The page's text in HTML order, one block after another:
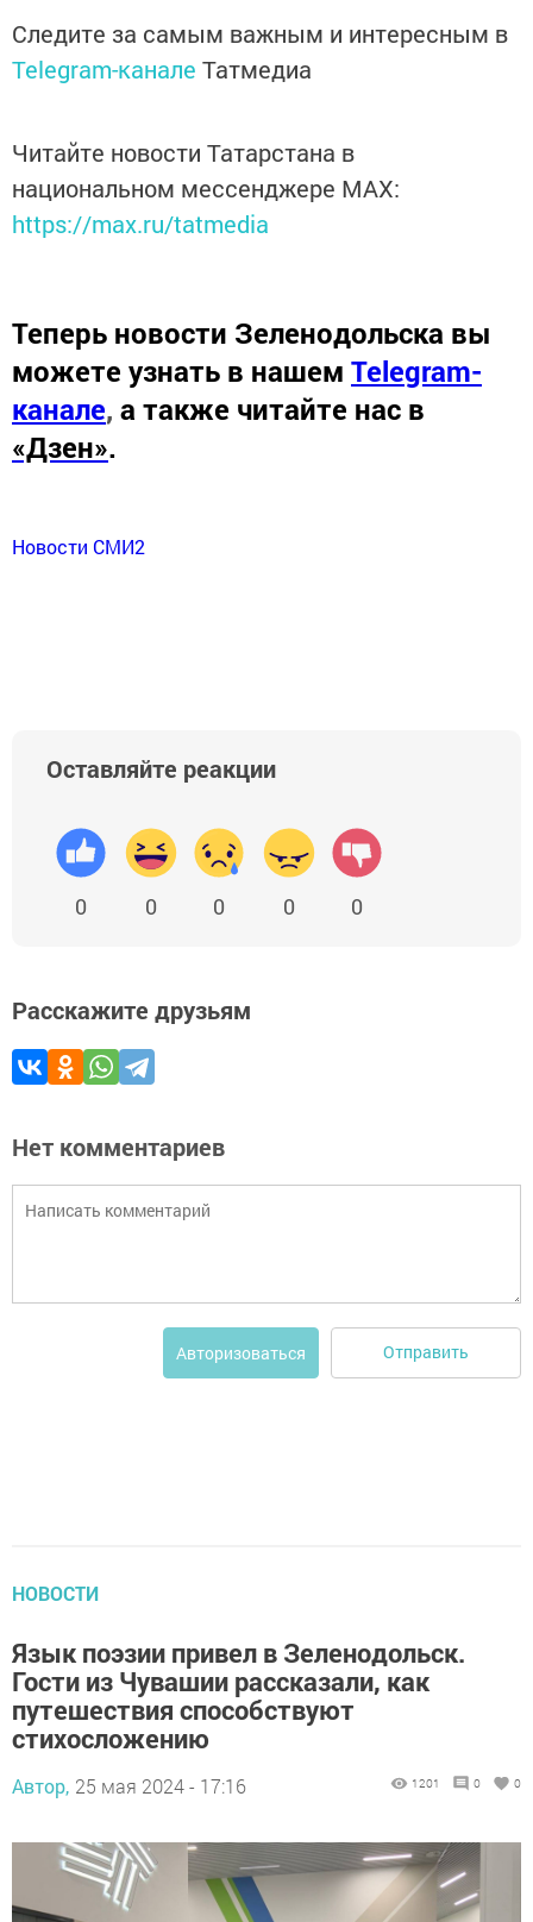
Следите за самым важным и интересным в
Telegram-канале Татмедиа
Читайте новости Татарстана в
национальном мессенджере MАХ:
https://max.ru/tatmedia
Теперь новости Зеленодольска вы
можете узнать в нашем Telegram-
канале, а также читайте нас в
«Дзен».
Новости СМИ2
Оставляйте реакции
0 0 0 0 0
Расскажите друзьям
Нет комментариев
Авторизоваться Отправить
НОВОСТИ
Язык поэзии привел в Зеленодольск.
Гости из Чувашии рассказали, как
путешествия способствуют
стихосложению
Автор, 25 мая 2024 - 17:16 1201 0 0